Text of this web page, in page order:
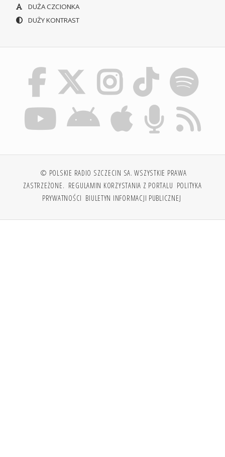
DUŻA CZCIONKA
DUŻY KONTRAST
© POLSKIE RADIO SZCZECIN SA. WSZYSTKIE PRAWA
ZASTRZEŻONE. REGULAMIN KORZYSTANIA Z PORTALU POLITYKA
PRYWATNOŚCI BIULETYN INFORMACJI PUBLICZNEJ